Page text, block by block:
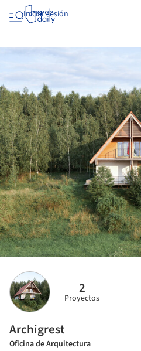
Iniciar sesión
2
Proyectos
Archigrest
Oficina de Arquitectura